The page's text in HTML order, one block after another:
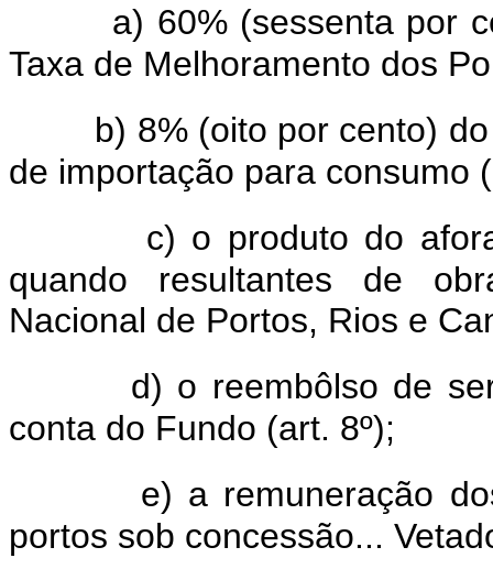
a) 60% (sessenta por
Taxa de Melhoramento dos
b) 8% (oito por cento) do
de importação para consumo
c) o produto do
quando resultantes de
Nacional de Portos, Rios e
d) o reembôlso de
conta do Fundo (art. 8º);
e) a remuneração
portos sob concessão...